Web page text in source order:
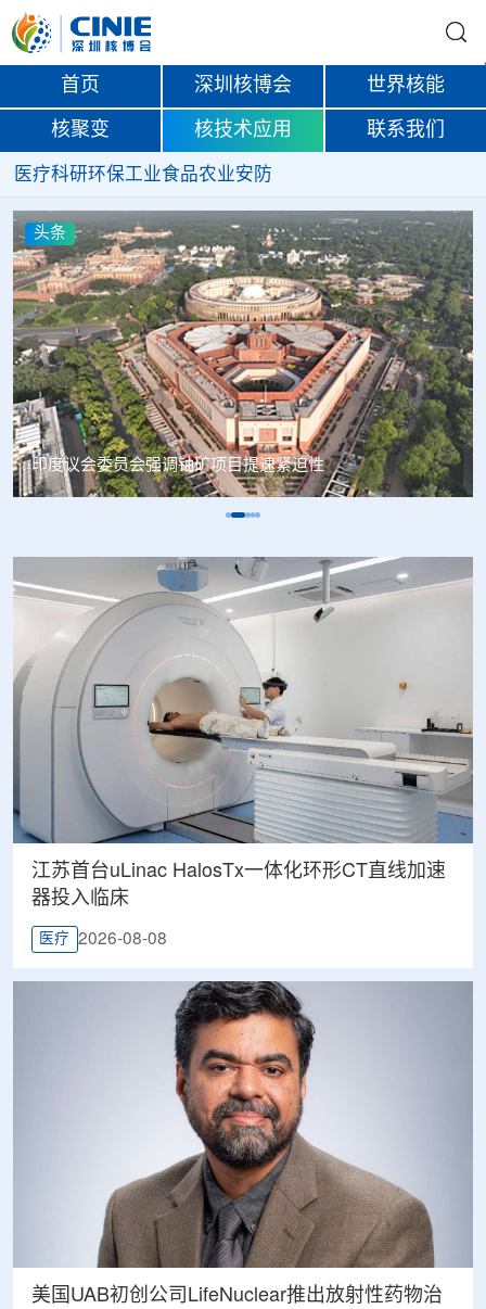
首页 深圳核博会 世界核能
核聚变 核技术应用 联系我们
医疗科研环保工业食品农业安防
头条
印度议会委员会强调铀矿项目提速紧迫性
江苏首台uLinac HalosTx一体化环形CT直线加速
器投入临床
医疗 2026-08-08
美国UAB初创公司LifeNuclear推出放射性药物治